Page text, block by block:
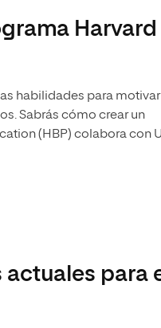
Harvard
habilidades para
Sabrás cómo crear un
(HBP) colabora con
para